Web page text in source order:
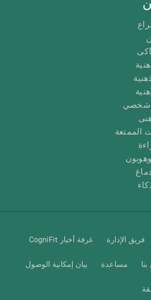
شخصي
الممتعة
فريق الإدارة غرفة أخبار CogniFit
مساعدة بيان إمكانية الوصول